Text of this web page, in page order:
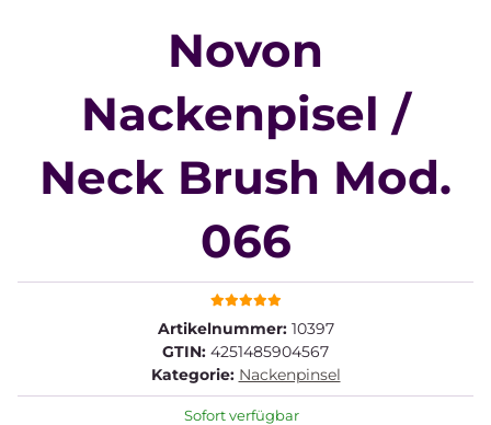
Novon
Nackenpisel /
Neck Brush Mod.
066
Artikelnummer: 10397
GTIN: 4251485904567
Kategorie: Nackenpinsel
Sofort verfügbar